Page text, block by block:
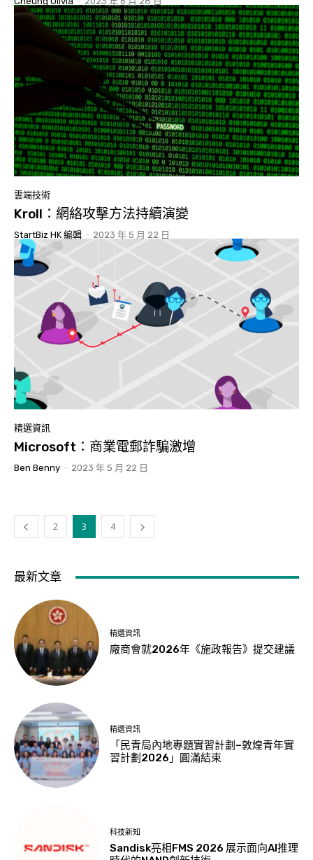
雲端技術
Kroll：網絡攻擊方法持續演變
StartBiz HK 編輯 - 2023 年 5 月 22 日
精選資訊
Microsoft：商業電郵詐騙激增
Ben Benny - 2023 年 5 月 22 日
2 3 4
最新文章
精選資訊
廠商會就2026年《施政報告》提交建議
精選資訊
「民青局內地專題實習計劃–敦煌青年實
習計劃2026」圓滿結束
科技新知
Sandisk亮相FMS 2026 展示面向AI推理